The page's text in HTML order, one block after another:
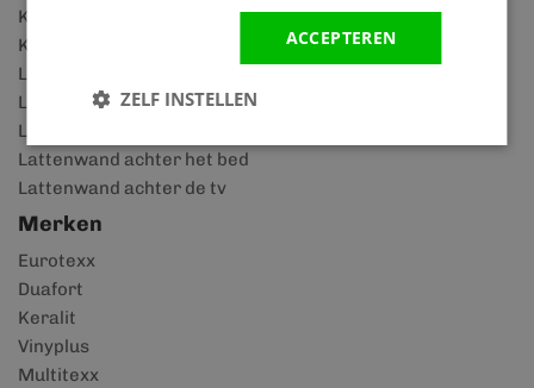
Kunststof blokhut
Kunststof overkappingen
Lattenwand in slaapkamer
Lattenwand zwart
Lattenwand walnoot
Lattenwand achter het bed
Lattenwand achter de tv
Merken
Eurotexx
Duafort
Keralit
Vinyplus
Multitexx
ACCEPTEREN
ZELF INSTELLEN